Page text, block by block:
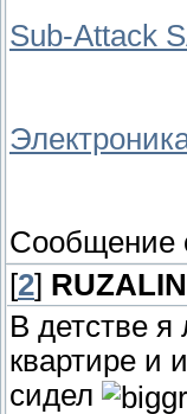
Sub-Attack
Сообщение
[2] RUZALIN
В детстве
квартире и
сидел